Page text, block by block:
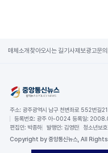
매체소개 찾아오시는 길기사제보광고문의
주소: 광주광역시 남구 천변좌로 552번길
등록번호: 광주 아-0024 등록일:
편집인: 박종하 발행인: 김영란 청소년보
Copyright by 중앙통신뉴스, All